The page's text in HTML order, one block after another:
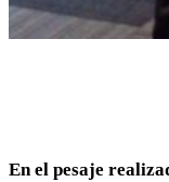
En el pesaje